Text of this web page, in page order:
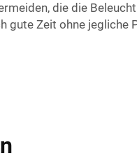
die die
gute Zeit ohne jegliche